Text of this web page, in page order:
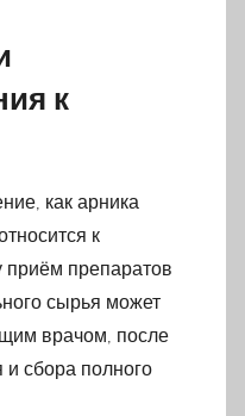
к
как арника
к
приём препаратов
сырья может
врачом, после
и сбора полного